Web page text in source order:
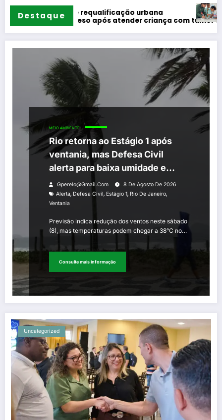
Destaque
com tumor cerebral na Baixada Fluminense
Atividade ao ar livre promove
MEIO AMBIENTE
Rio retorna ao Estágio 1 após
ventania, mas Defesa Civil
alerta para baixa umidade e
incêndios
Gperelo@gmail.com
8 De Agosto De 2026
Alerta, Defesa Civil, Estágio 1, Rio De Janeiro,
Ventania
Previsão indica redução dos ventos neste sábado
(8), mas temperaturas podem chegar a 38°C no…
Consulte mais informação
Uncategorized